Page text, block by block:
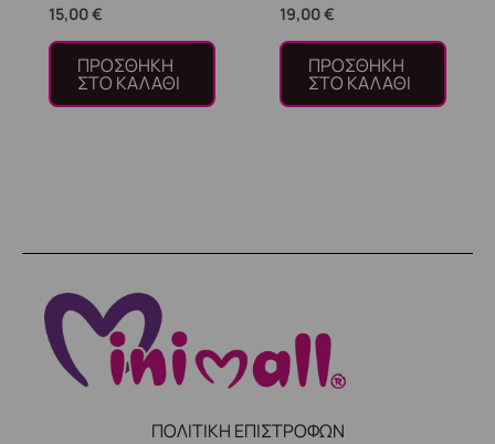
15,00€
ΠΡΟΣΘΉΚΗ
ΣΤΟ ΚΑΛΆΘΙ
19,00€
ΠΡΟΣΘΉΚΗ
ΣΤΟ ΚΑΛΆΘΙ
ΠΟΛΙΤΙΚΗ ΕΠΙΣΤΡΟΦΩΝ